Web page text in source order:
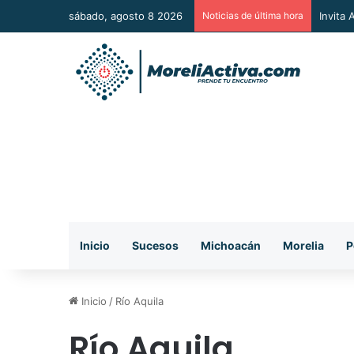
sábado, agosto 8 2026 Noticias de última hora
Inicio Sucesos Michoacán Morelia
Inicio / Río Aquila